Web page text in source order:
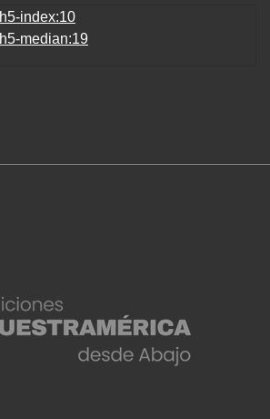
h5-index:10
h5-median:19